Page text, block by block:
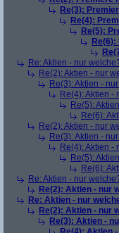
Re(3):
Re(4):
Re(5):
Re: Aktien - nur
Re(2): Aktien - nur
Re(3): Aktien -
Re(4): Aktien -
Re(5):
Re(6):
Re(2): Aktien - nur
Re(3): Aktien -
Re(4): Aktien -
Re(5):
Re(6):
Re: Aktien - nur
Re(2): Aktien - nur
Re: Aktien - nur
Re(2): Aktien - nur
Re(3): Aktien -